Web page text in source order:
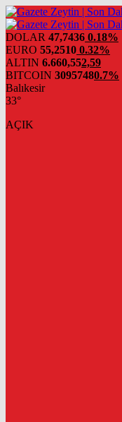
DOLAR 47,7436 0.18%
EURO 55,2510 0.32%
ALTIN 6.660,552,59
BITCOIN 30957480.7%
Balıkesir
33°
AÇIK